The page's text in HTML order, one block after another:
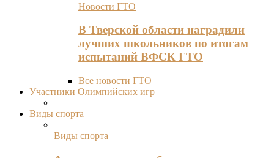
Новости ГТО
В Тверской области наградили
лучших школьников по итогам
испытаний ВФСК ГТО
Все новости ГТО
Участники Олимпийских игр
Виды спорта
Виды спорта